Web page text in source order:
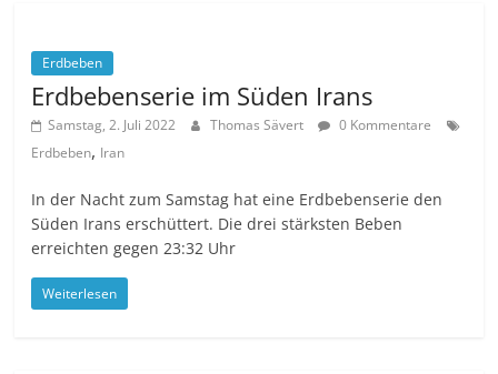
Erdbeben
Erdbebenserie im Süden Irans
Samstag, 2. Juli 2022 Thomas Sävert
0 Kommentare
Erdbeben, Iran
In der Nacht zum Samstag hat eine Erdbebenserie den
Süden Irans erschüttert. Die drei stärksten Beben
erreichten gegen 23:32 Uhr
Weiterlesen